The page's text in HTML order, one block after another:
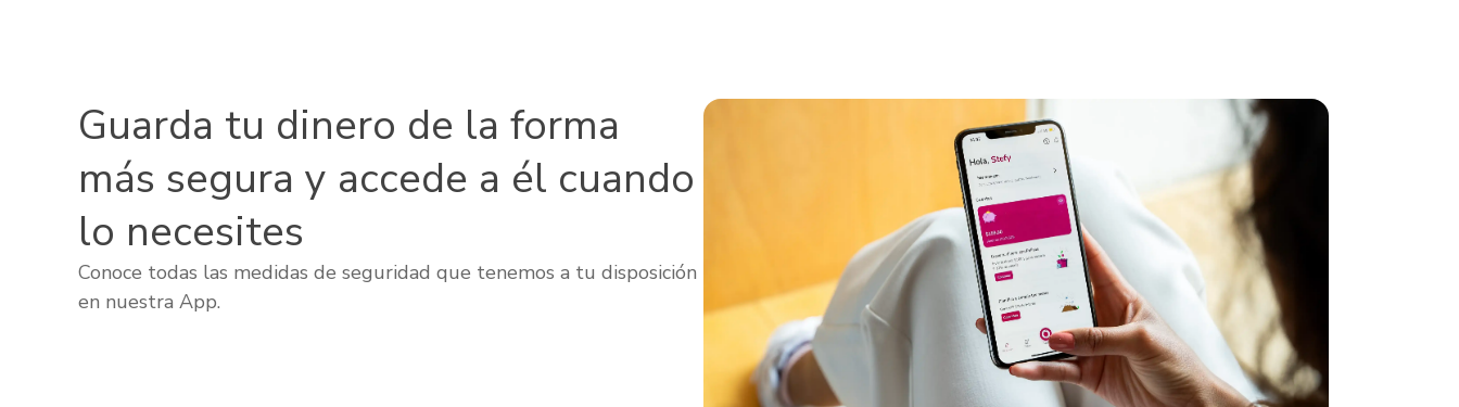
Guarda tu dinero de la forma
más segura y accede a él cuando
lo necesites
Conoce todas las medidas de seguridad que tenemos a tu disposición
en nuestra App.